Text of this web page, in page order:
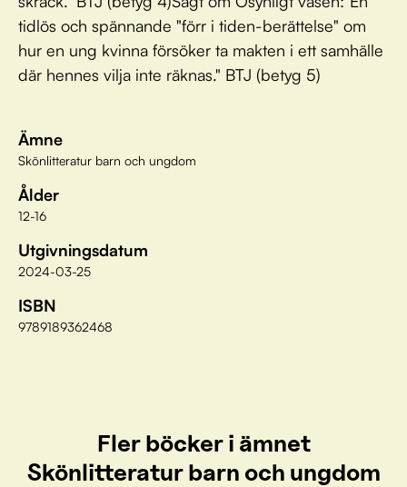
tidlös och spännande "förr i tiden-berättelse" om
hur en ung kvinna försöker ta makten i ett samhälle
där hennes vilja inte räknas." BTJ (betyg 5)
Ämne
Skönlitteratur barn och ungdom
Ålder
12-16
Utgivningsdatum
2024-03-25
ISBN
9789189362468
Fler böcker i ämnet
Skönlitteratur barn och ungdom